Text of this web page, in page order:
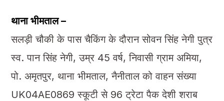
थाना भीमताल –
सलड़ी चौकी के पास चैकिंग के दौरान सोवन सिंह नेगी पुत्र
स्व. पान सिंह नेगी, उम्र 45 वर्ष, निवासी ग्राम अमिया,
पो. अमृतपुर, थाना भीमताल, नैनीताल को वाहन संख्या
UK04AE0869 स्कूटी से 96 ट्रेटा पैक देशी शराब